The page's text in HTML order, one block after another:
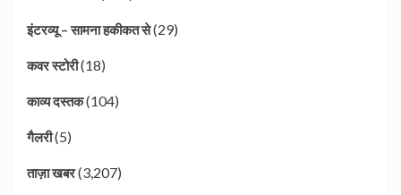
इंटरव्यू – सामना हकीकत से(29)
कवर स्टोरी(18)
काव्य दस्तक(104)
गैलरी(5)
ताज़ा खबर(3,207)